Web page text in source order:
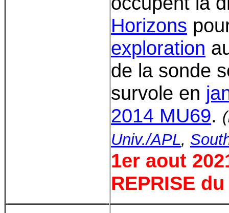
Horizons
exploration
de la sonde
survole en
2014 MU69.
Univ./APL,
1er aout
REPRISE